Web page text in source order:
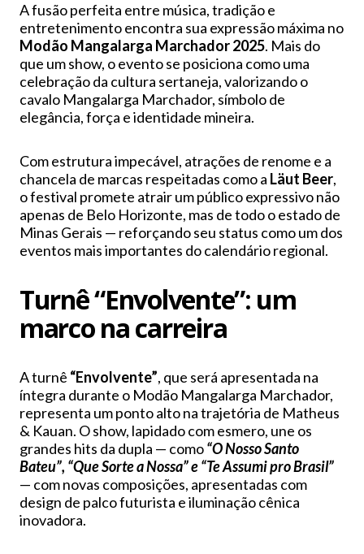
A fusão perfeita entre música, tradição e
entretenimento encontra sua expressão máxima no
Modão Mangalarga Marchador 2025. Mais do
que um show, o evento se posiciona como uma
celebração da cultura sertaneja, valorizando o
cavalo Mangalarga Marchador, símbolo de
elegância, força e identidade mineira.
Com estrutura impecável, atrações de renome e a
chancela de marcas respeitadas como a Läut Beer,
o festival promete atrair um público expressivo não
apenas de Belo Horizonte, mas de todo o estado de
Minas Gerais — reforçando seu status como um dos
eventos mais importantes do calendário regional.
Turnê “Envolvente”: um
marco na carreira
A turnê “Envolvente”, que será apresentada na
íntegra durante o Modão Mangalarga Marchador,
representa um ponto alto na trajetória de Matheus
& Kauan. O show, lapidado com esmero, une os
grandes hits da dupla — como“O Nosso Santo
Bateu”, “Que Sorte a Nossa” e “Te Assumi pro Brasil”
— com novas composições, apresentadas com
design de palco futurista e iluminação cênica
inovadora.